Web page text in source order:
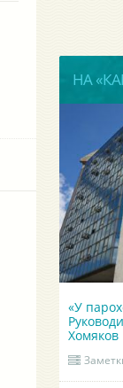
НА
«У
Хомяков